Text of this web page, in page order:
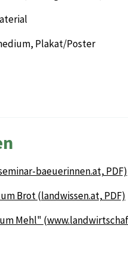
Plakat/Poster
baeuerinnen.at, PDF)
Brot (landwissen.at, PDF)
Mehl"